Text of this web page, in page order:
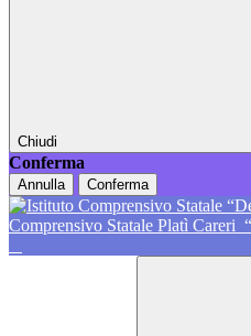
Chiudi
Conferma
Annulla Conferma
Comprensivo Statale Platì Careri